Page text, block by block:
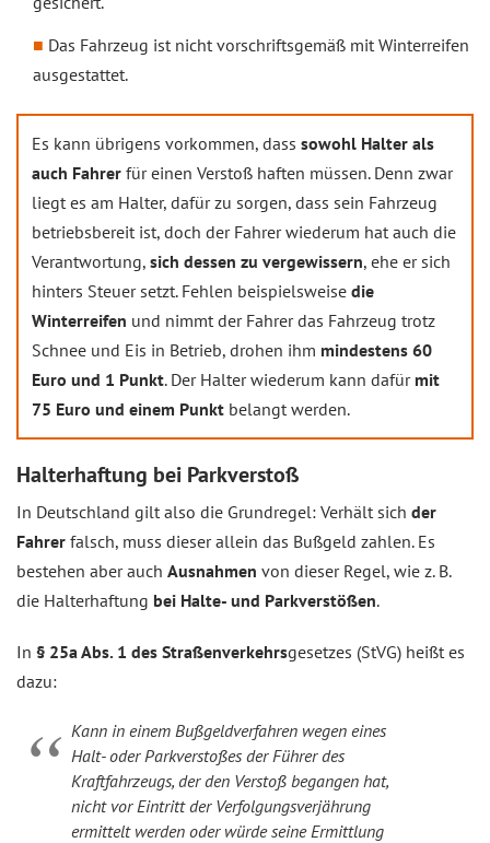
Das Fahrzeug ist nicht vorschriftsgemäß mit Winterreifen
ausgestattet.
Es kann übrigens vorkommen, dass sowohl Halter als
auch Fahrer für einen Verstoß haften müssen. Denn zwar
liegt es am Halter, dafür zu sorgen, dass sein Fahrzeug
betriebsbereit ist, doch der Fahrer wiederum hat auch die
Verantwortung, sich dessen zu vergewissern, ehe er sich
hinters Steuer setzt. Fehlen beispielsweise die
Winterreifen und nimmt der Fahrer das Fahrzeug trotz
Schnee und Eis in Betrieb, drohen ihm mindestens 60
Euro und 1 Punkt. Der Halter wiederum kann dafür mit
75 Euro und einem Punkt belangt werden.
Halterhaftung bei Parkverstoß
In Deutschland gilt also die Grundregel: Verhält sich der
Fahrer falsch, muss dieser allein das Bußgeld zahlen. Es
bestehen aber auch Ausnahmen von dieser Regel, wie z. B.
die Halterhaftung bei Halte- und Parkverstößen.
In § 25a Abs. 1 des Straßenverkehrsgesetzes (StVG) heißt es
dazu:
Kann in einem Bußgeldverfahren wegen eines
Halt- oder Parkverstoßes der Führer des
Kraftfahrzeugs, der den Verstoß begangen hat,
nicht vor Eintritt der Verfolgungsverjährung
ermittelt werden oder würde seine Ermittlung